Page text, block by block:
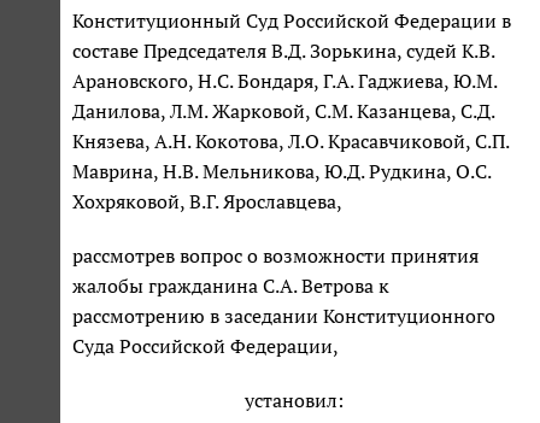
Конституционный Суд Российской Федерации в
составе Председателя В.Д. Зорькина, судей К.В.
Арановского, Н.С. Бондаря, Г.А. Гаджиева, Ю.М.
Данилова, Л.М. Жарковой, С.М. Казанцева, С.Д.
Князева, А.Н. Кокотова, Л.О. Красавчиковой, С.П.
Маврина, Н.В. Мельникова, Ю.Д. Рудкина, О.С.
Хохряковой, В.Г. Ярославцева,
рассмотрев вопрос о возможности принятия
жалобы гражданина С.А. Ветрова к
рассмотрению в заседании Конституционного
Суда Российской Федерации,
установил: